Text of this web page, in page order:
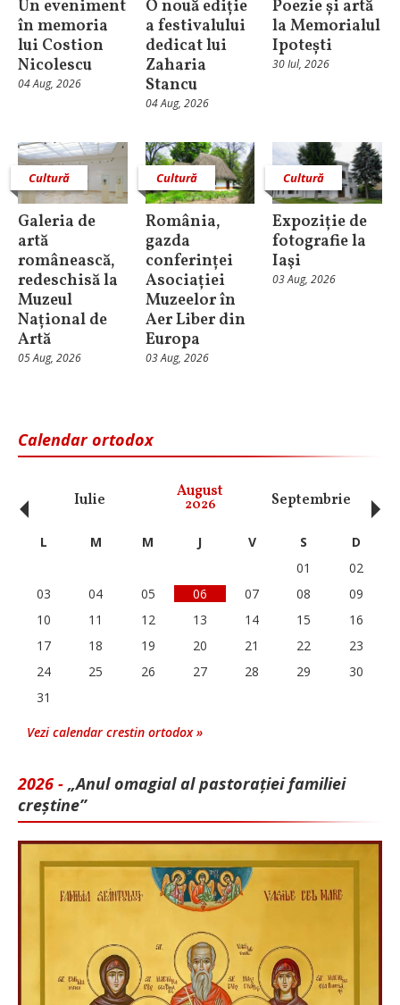
Un eveniment
în memoria
lui Costion
Nicolescu
04 Aug, 2026
O nouă ediție
a festivalului
dedicat lui
Zaharia
Stancu
04 Aug, 2026
Poezie și artă
la Memorialul
Ipotești
30 Iul, 2026
Cultură
Galeria de
artă
românească,
redeschisă la
Muzeul
Național de
Artă
05 Aug, 2026
Cultură
România,
gazda
conferinței
Asociației
Muzeelor în
Aer Liber din
Europa
03 Aug, 2026
Cultură
Expoziție de
fotografie la
Iaşi
03 Aug, 2026
Calendar ortodox
Iulie August
2026 Septembrie
‹ L M M J V S
D
01
02
03
04 05 06 07 08
09
10
11 12 13 14 15
16
17
18 19 20 21 22
23
24
25 26 27 28 29
30
31
Vezi calendar crestin ortodox »
2026 - „Anul omagial al pastorației familiei
creștine”